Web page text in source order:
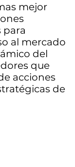
mejor
para
al mercado
del
que
acciones
de